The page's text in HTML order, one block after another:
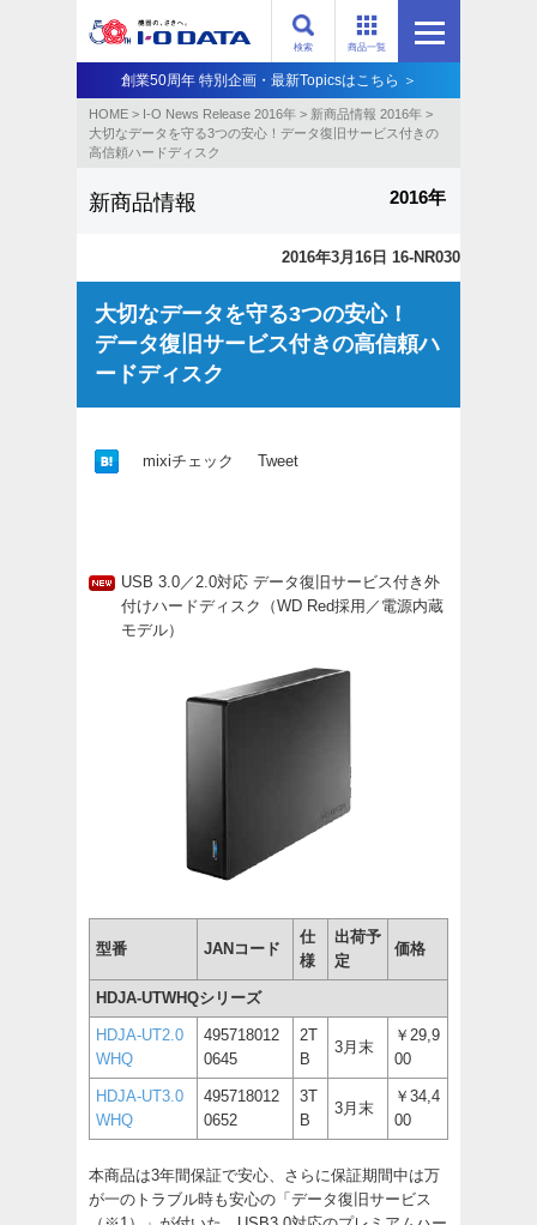
商品一覧
検索
創業50周年 特別企画・最新Topicsはこちら ＞
HOME > I-O News Release 2016年 > 新商品情報 2016年 >
大切なデータを守る3つの安心！データ復旧サービス付きの
高信頼ハードディスク
新商品情報 2016年
2016年3月16日 16-NR030
大切なデータを守る3つの安心！
データ復旧サービス付きの高信頼ハ
ードディスク
mixiチェック Tweet
USB 3.0／2.0対応 データ復旧サービス付き外
付けハードディスク（WD Red採用／電源内蔵
モデル）
型番 JANコード
仕
様
出荷予
定
価格
HDJA-UTWHQシリーズ
HDJA-UT2.0
WHQ
495718012
0645
2T
B
3月末
￥29,9
00
HDJA-UT3.0
WHQ
495718012
0652
3T
B
3月末
￥34,4
00
本商品は3年間保証で安心、さらに保証期間中は万
が一のトラブル時も安心の「データ復旧サービス